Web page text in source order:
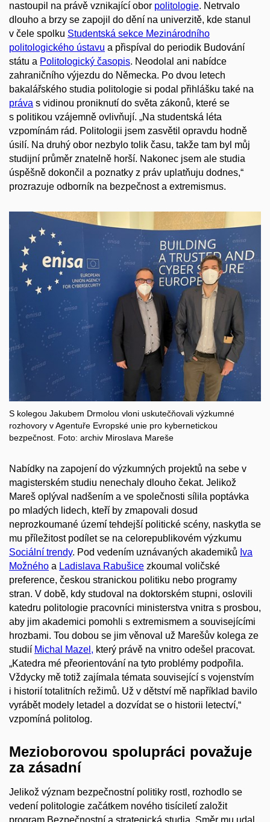
nastoupil na právě vznikající obor politologie. Netrvalo
dlouho a brzy se zapojil do dění na univerzitě, kde stanul
v čele spolku Studentská sekce Mezinárodního
politologického ústavu a přispíval do periodik Budování
státu a Politologický časopis. Neodolal ani nabídce
zahraničního výjezdu do Německa. Po dvou letech
bakalářského studia politologie si podal přihlášku také na
práva s vidinou proniknutí do světa zákonů, které se
s politikou vzájemně ovlivňují. „Na studentská léta
vzpomínám rád. Politologii jsem zasvětil opravdu hodně
úsilí. Na druhý obor nezbylo tolik času, takže tam byl můj
studijní průměr znatelně horší. Nakonec jsem ale studia
úspěšně dokončil a poznatky z práv uplatňuju dodnes,“
prozrazuje odborník na bezpečnost a extremismus.
S kolegou Jakubem Drmolou vloni uskutečňovali výzkumné
rozhovory v Agentuře Evropské unie pro kybernetickou
bezpečnost. Foto: archiv Miroslava Mareše
Nabídky na zapojení do výzkumných projektů na sebe v
magisterském studiu nenechaly dlouho čekat. Jelikož
Mareš oplýval nadšením a ve společnosti sílila poptávka
po mladých lidech, kteří by zmapovali dosud
neprozkoumané území tehdejší politické scény, naskytla se
mu příležitost podílet se na celorepublikovém výzkumu
Sociální trendy. Pod vedením uznávaných akademiků Iva
Možného a Ladislava Rabušice zkoumal voličské
preference, českou stranickou politiku nebo programy
stran. V době, kdy studoval na doktorském stupni, oslovili
katedru politologie pracovníci ministerstva vnitra s prosbou,
aby jim akademici pomohli s extremismem a souvisejícími
hrozbami. Tou dobou se jim věnoval už Marešův kolega ze
studií Michal Mazel , který právě na vnitro odešel pracovat.
„Katedra mé přeorientování na tyto problémy podpořila.
Vždycky mě totiž zajímala témata související s vojenstvím
i historií totalitních režimů. Už v dětství mě například bavilo
vyrábět modely letadel a dozvídat se o historii letectví,“
vzpomíná politolog.
Mezioborovou spolupráci považuje
za zásadní
Jelikož význam bezpečnostní politiky rostl, rozhodlo se
vedení politologie začátkem nového tisíciletí založit